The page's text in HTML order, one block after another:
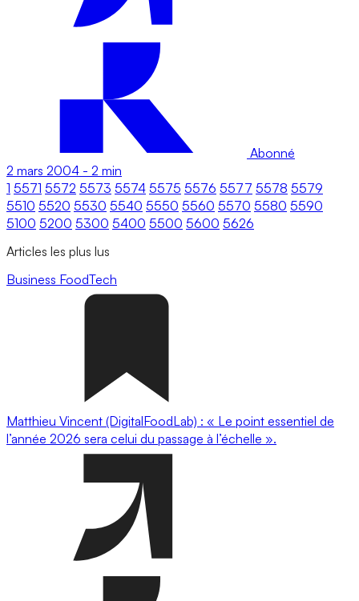
Abonné
2 mars 2004 - 2 min
1 5571 5572 5573 5574 5575 5576 5577 5578 5579
5510 5520 5530 5540 5550 5560 5570 5580 5590
5100 5200 5300 5400 5500 5600 5626
Articles les plus lus
Business FoodTech
Matthieu Vincent (DigitalFoodLab) : « Le point essentiel de
l’année 2026 sera celui du passage à l’échelle ».